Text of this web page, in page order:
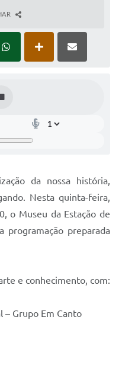
da nossa história,
Nesta quinta-feira,
o Museu da Estação de
programação preparada
e conhecimento, com:
– Grupo Em Canto